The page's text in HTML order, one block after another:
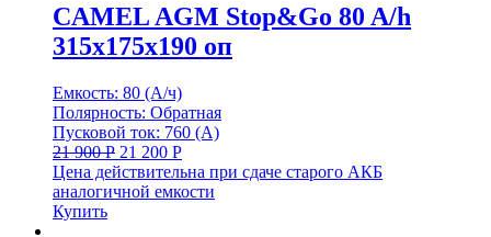
CAMEL AGM Stop&Go 80 A/h
315x175x190 оп
Емкость: 80 (А/ч)
Полярность: Обратная
Пусковой ток: 760 (А)
21 900Р 21 200 Р
Цена действительна при сдаче старого АКБ
аналогичной емкости
Купить